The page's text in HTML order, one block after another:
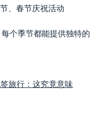
、春节庆祝活动
个季节都能提供独特的
旅行：这究竟意味